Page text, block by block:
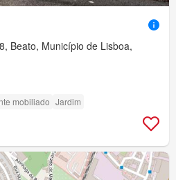
Beato, Município de Lisboa,
mobiliado Jardim